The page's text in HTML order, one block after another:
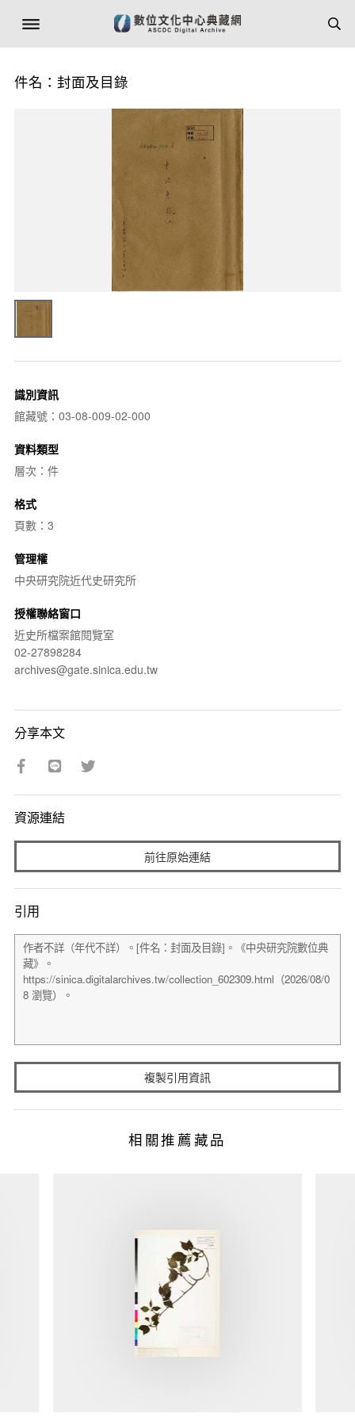
件名：封面及目錄
識別資訊
館藏號：03-08-009-02-000
資料類型
層次：件
格式
頁數：3
管理權
中央研究院近代史研究所
授權聯絡窗口
近史所檔案館閱覽室
02-27898284
archives@gate.sinica.edu.tw
分享本文
資源連結
前往原始連結
引用
複製引用資訊
相關推薦藏品